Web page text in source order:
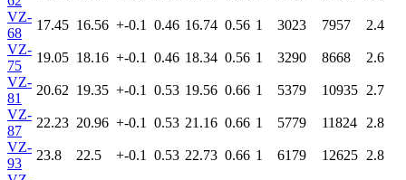
VZ-
68
17.45 16.56 +-0.1 0.46 16.74 0.56 1 3023 7957
2.4
VZ-
75
19.05 18.16 +-0.1 0.46 18.34 0.56 1 3290 8668
2.6
VZ-
81
20.62 19.35 +-0.1 0.53 19.56 0.66 1 5379 10935 2.7
VZ-
87
22.23 20.96 +-0.1 0.53 21.16 0.66 1 5779 11824
2.8
VZ-
93
23.8 22.5 +-0.1 0.53 22.73 0.66 1 6179 12625 2.8